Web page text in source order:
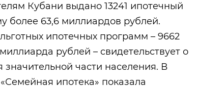
Кубани выдано 13241 ипотечный
более 63,6 миллиардов рублей.
ипотечных программ – 9662
рублей – свидетельствует о
значительной части населения. В
ипотека» показала